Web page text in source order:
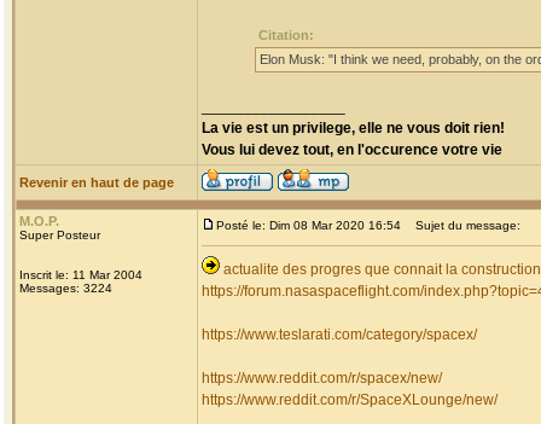
Citation:
Elon Musk: "I think we need, probably, on the
La vie est un privilege, elle ne vous doit rien!
Vous lui devez tout, en l'occurence votre vie
Revenir en haut de page
M.O.P.
Super Posteur
Inscrit le: 11 Mar 2004
Messages: 3224
Posté le: Dim 08 Mar 2020 16:54 Sujet du message:
actualite des progres que connait la
https://forum.nasaspaceflight.com/
https://www.teslarati.com/category/spacex/
https://www.reddit.com/r/spacex/new/
https://www.reddit.com/r/SpaceXLounge/new/